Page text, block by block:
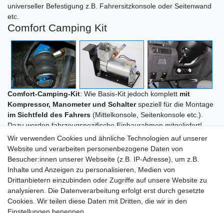
universeller Befestigung z.B. Fahrersitzkonsole oder Seitenwand
etc.
Comfort Camping Kit
Comfort-Camping-Kit: Wie Basis-Kit jedoch komplett mit
Kompressor, Manometer und Schalterspeziell für die Montage
im Sichtfeld des Fahrers (Mittelkonsole, Seitenkonsole etc.).
Dazu werden fahrzeugspezifische Einbaurahmen mitgeliefert!
Zahlung und Versand
Wir verwenden Cookies und ähnliche Technologien auf unserer
Website und verarbeiten personenbezogene Daten von
Besucher:innen unserer Webseite (z.B. IP-Adresse), um z.B.
Inhalte und Anzeigen zu personalisieren, Medien von
Drittanbietern einzubinden oder Zugriffe auf unsere Website zu
analysieren. Die Datenverarbeitung erfolgt erst durch gesetzte
Cookies. Wir teilen diese Daten mit Dritten, die wir in den